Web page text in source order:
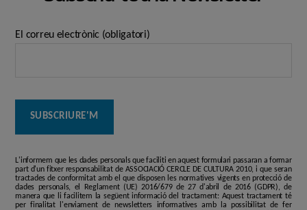
El correu electrònic (obligatori)
L'informem que les dades personals que faciliti en aquest formulari passaran a formar
part d'un fitxer responsabilitat de ASSOCIACIÓ CERCLE DE CULTURA 2010, i que seran
tractades de conformitat amb el que disposen les normatives vigents en protecció de
dades personals, el Reglament (UE) 2016/679 de 27 d'abril de 2016 (GDPR), de
manera que li facilitem la següent informació del tractament: Aquest tractament té
per finalitat l'enviament de newsletters informatives amb la possibilitat de fer